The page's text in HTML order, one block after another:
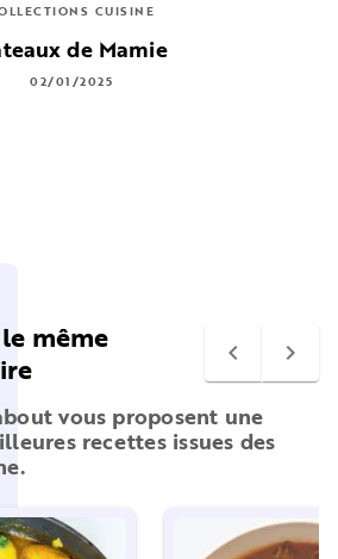
CUISINE
de Mamie
02/01/2025
même
navigate_before navigate_next
vous proposent une
recettes issues des